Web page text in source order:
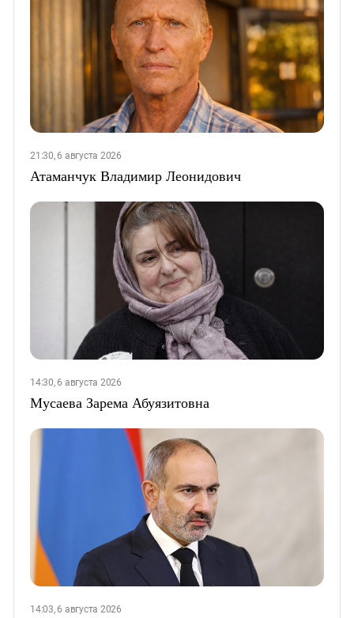
21:30, 6 августа 2026
Атаманчук Владимир Леонидович
14:30, 6 августа 2026
Мусаева Зарема Абуязитовна
14:03, 6 августа 2026